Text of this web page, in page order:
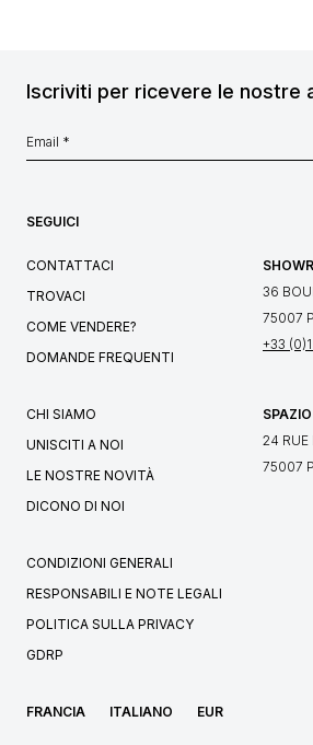
Iscriviti per ricevere le nostre
SEGUICI
CONTATTACI
TROVACI
COME VENDERE?
DOMANDE FREQUENTI
36
75007
+33
CHI SIAMO
UNISCITI A NOI
LE NOSTRE NOVITÀ
DICONO DI NOI
24 RUE
75007
CONDIZIONI GENERALI
RESPONSABILI E NOTE LEGALI
POLITICA SULLA PRIVACY
GDRP
FRANCIA ITALIANO EUR